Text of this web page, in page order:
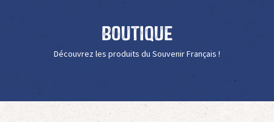
Boutique
Découvrez les produits du Souvenir Français !